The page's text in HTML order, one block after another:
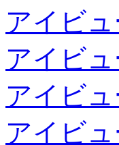
アイビ
アイビ
アイビ
アイビ